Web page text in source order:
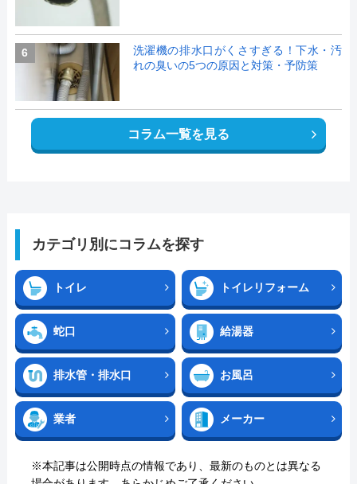
6
洗濯機の排水口がくさすぎる！下水・汚
れの臭いの5つの原因と対策・予防策
コラム一覧を見る
カテゴリ別にコラムを探す
トイレ トイレリフォーム
蛇口 給湯器
排水管・排水口 お風呂
業者 メーカー
※本記事は公開時点の情報であり、最新のものとは異なる